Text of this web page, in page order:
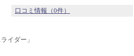
口コミ情報（0件）
イダー」